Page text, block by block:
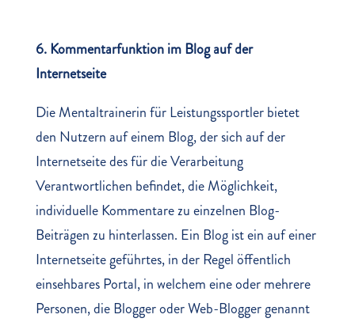
6. Kommentarfunktion im Blog auf der
Internetseite
Die Mentaltrainerin für Leistungssportler bietet
den Nutzern auf einem Blog, der sich auf der
Internetseite des für die Verarbeitung
Verantwortlichen befindet, die Möglichkeit,
individuelle Kommentare zu einzelnen Blog-
Beiträgen zu hinterlassen. Ein Blog ist ein auf einer
Internetseite geführtes, in der Regel öffentlich
einsehbares Portal, in welchem eine oder mehrere
Personen, die Blogger oder Web-Blogger genannt